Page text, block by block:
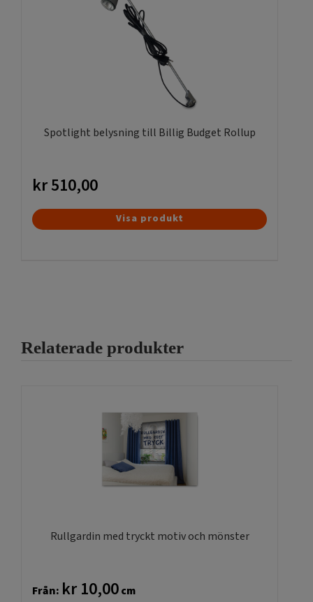
Spotlight belysning till Billig Budget Rollup
kr510,00
Visa produkt
Relaterade produkter
Rullgardin med tryckt motiv och mönster
Från: kr10,00cm